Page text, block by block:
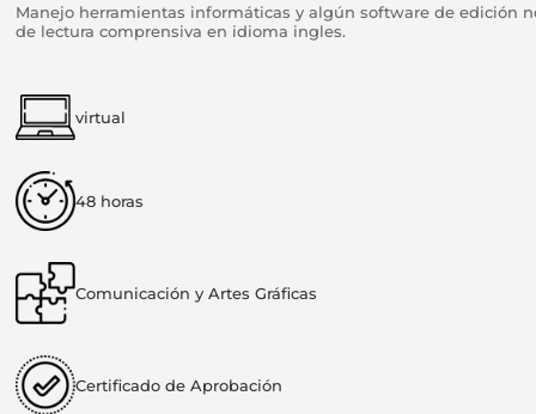
Manejo herramientas informáticas y algún software de edición
de lectura comprensiva en idioma ingles.
virtual
48 horas
Comunicación y Artes Gráficas
Certificado de Aprobación